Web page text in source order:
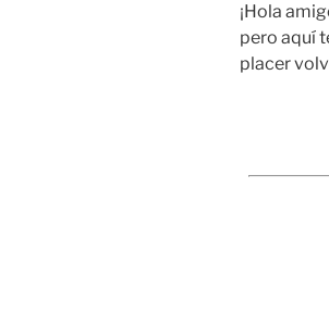
¡Hola
pero aquí
placer